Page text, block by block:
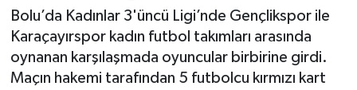
Bolu’da Kadınlar 3'üncü Ligi’nde Gençlikspor ile
Karaçayırspor kadın futbol takımları arasında
oynanan karşılaşmada oyuncular birbirine girdi.
Maçın hakemi tarafından 5 futbolcu kırmızı kart